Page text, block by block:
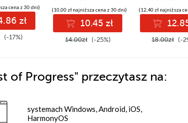
cena z 30 dni)
zł
(-17%)
(10,00 zł najniższa cena z 30 dni)
10.45 zł
14.00zł (-25%)
(12,40 zł najniższa
18.00zł (-
of Progress" przeczytasz na:
systemach Windows, Android, iOS,
HarmonyOS